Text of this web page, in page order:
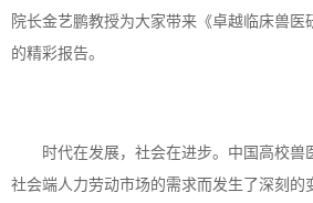
院长金艺鹏教授为大家带来《卓越临床兽医
的精彩报告。
时代在发展，社会在进步。中国高校兽
社会端人力劳动市场的需求而发生了深刻的